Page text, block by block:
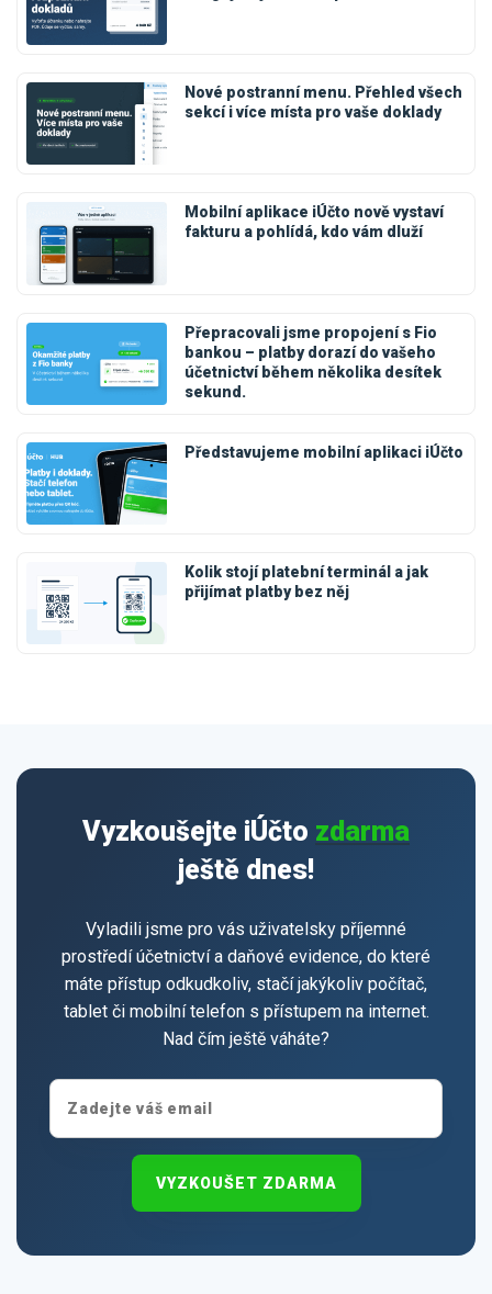
Nové postranní menu. Přehled všech
sekcí i více místa pro vaše doklady
Mobilní aplikace iÚčto nově vystaví
fakturu a pohlídá, kdo vám dluží
Přepracovali jsme propojení s Fio
bankou – platby dorazí do vašeho
účetnictví během několika desítek
sekund.
Představujeme mobilní aplikaci iÚčto
Kolik stojí platební terminál a jak
přijímat platby bez něj
Vyzkoušejte iÚčto zdarma
ještě dnes!
Vyladili jsme pro vás uživatelsky příjemné
prostředí účetnictví a daňové evidence, do které
máte přístup odkudkoliv, stačí jakýkoliv počítač,
tablet či mobilní telefon s přístupem na internet.
Nad čím ještě váháte?
VYZKOUŠET ZDARMA